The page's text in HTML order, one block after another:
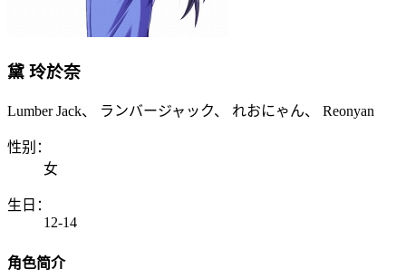
黛 玲於奈
Lumber Jack、 ランバージャック、 れおにゃん、 Reonyan
性别：
女
生日：
12-14
角色简介